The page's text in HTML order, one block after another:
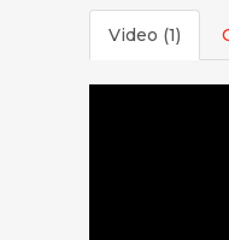
Video (1)